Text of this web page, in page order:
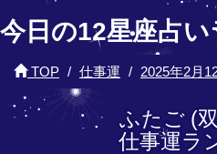
今日の12星座占
TOP 仕事運 2025年2月
ふたご (
仕事運ラ